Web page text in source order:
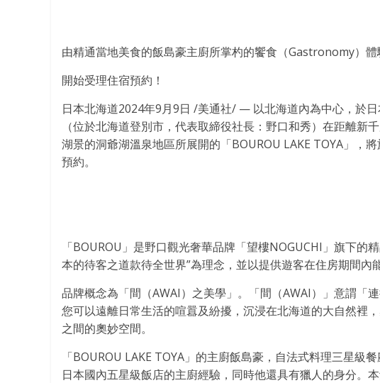
由精通當地美食的飯島豪主廚所掌杓的饗食（Gastronomy）體
開始受理住宿預約！
日本北海道2024年9月9日 /美通社/ — 以北海道內為中心，於
（位於北海道登別市，代表取締役社長：野口和秀）在距離新
湖景的洞爺湖溫泉地區所展開的「BOUROU LAKE TOYA」，
預約。
「BOUROU」是野口觀光奢華品牌「望樓NOGUCHI」旗下的
本的待客之道款待全世界”為理念，並以提供遊客在住房期間內
品牌概念為「間（AWAI）之美學」。「間（AWAI）」意謂「
您可以遠離日常生活的喧囂及紛擾，沉浸在北海道的大自然裡
之間的奧妙空間。
「BOUROU LAKE TOYA」的主廚飯島豪，自法式料理三星級
日本國內五星級飯店的主廚經驗，同時他還具有獵人的身分。